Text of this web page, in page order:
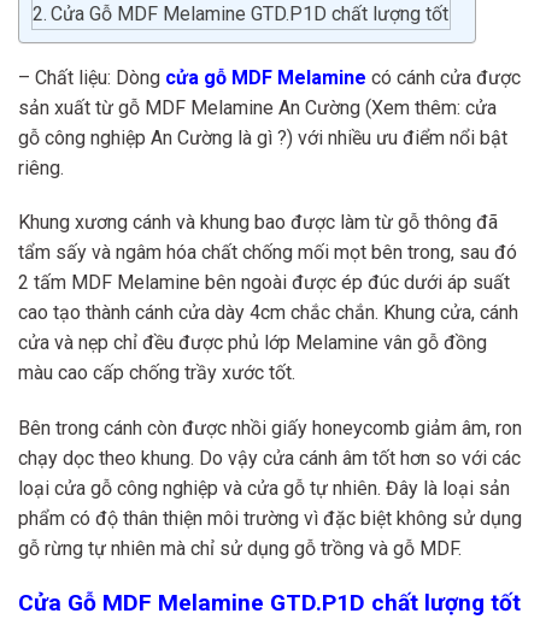
Cửa Gỗ MDF Melamine GTD.P1D chất lượng tốt
– Chất liệu: Dòng cửa gỗ MDF Melamine có cánh cửa được
sản xuất từ gỗ MDF Melamine An Cường (Xem thêm: cửa
gỗ công nghiệp An Cường là gì ?) với nhiều ưu điểm nổi bật
riêng.
Khung xương cánh và khung bao được làm từ gỗ thông đã
tẩm sấy và ngâm hóa chất chống mối mọt bên trong, sau đó
2 tấm MDF Melamine bên ngoài được ép đúc dưới áp suất
cao tạo thành cánh cửa dày 4cm chắc chắn. Khung cửa, cánh
cửa và nẹp chỉ đều được phủ lớp Melamine vân gỗ đồng
màu cao cấp chống trầy xước tốt.
Bên trong cánh còn được nhồi giấy honeycomb giảm âm, ron
chạy dọc theo khung. Do vậy cửa cánh âm tốt hơn so với các
loại cửa gỗ công nghiệp và cửa gỗ tự nhiên. Đây là loại sản
phẩm có độ thân thiện môi trường vì đặc biệt không sử dụng
gỗ rừng tự nhiên mà chỉ sử dụng gỗ trồng và gỗ MDF.
Cửa Gỗ MDF Melamine GTD.P1D chất lượng tốt